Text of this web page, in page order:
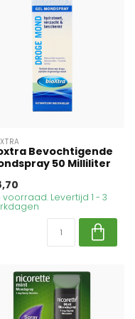
Bevochtigende
50 Milliliter
voorraad. Levertijd 1 - 3